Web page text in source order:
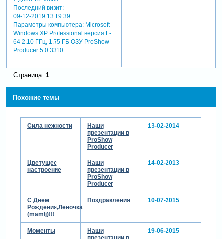
Последний визит:
09-12-2019 13:19:39
Параметры компьютера:Microsoft
Windows XP Professional версия L-
64 2.10 ГГц, 1.75 ГБ ОЗУ ProShow
Producer 5.0.3310
Страница: 1
Похожие темы
Сила нежности
Наши
презентации в
ProShow
Producer
13-02-2014
Цветущее
настроение
Наши
презентации в
ProShow
Producer
14-02-2013
С Днём
Рождения,Леночка
(mamlj)!!!
Поздравления 10-07-2015
Моменты
Наши
19-06-2015